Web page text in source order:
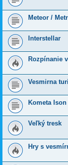
Meteor /
Interstellar
Rozpínanie
Vesmirna
Kometa Ison
Veľký tresk
Hry s